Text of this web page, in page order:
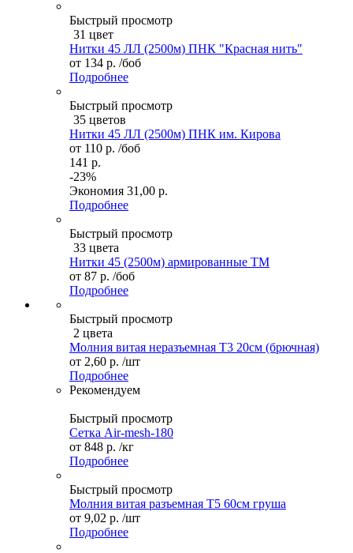
Быстрый просмотр
31 цвет
Нитки 45 ЛЛ (2500м) ПНК "Красная нить"
от 134 р. /боб
Подробнее
Быстрый просмотр
35 цветов
Нитки 45 ЛЛ (2500м) ПНК им. Кирова
от 110 р. /боб
141 р.
-23%
Экономия 31,00 р.
Подробнее
Быстрый просмотр
33 цвета
Нитки 45 (2500м) армированные ТМ
от 87 р. /боб
Подробнее
Быстрый просмотр
2 цвета
Молния витая неразъемная Т3 20см (брючная)
от 2,60 р. /шт
Подробнее
Рекомендуем
Быстрый просмотр
Сетка Air-mesh-180
от 848 р. /кг
Подробнее
Быстрый просмотр
Молния витая разъемная Т5 60см груша
от 9,02 р. /шт
Подробнее